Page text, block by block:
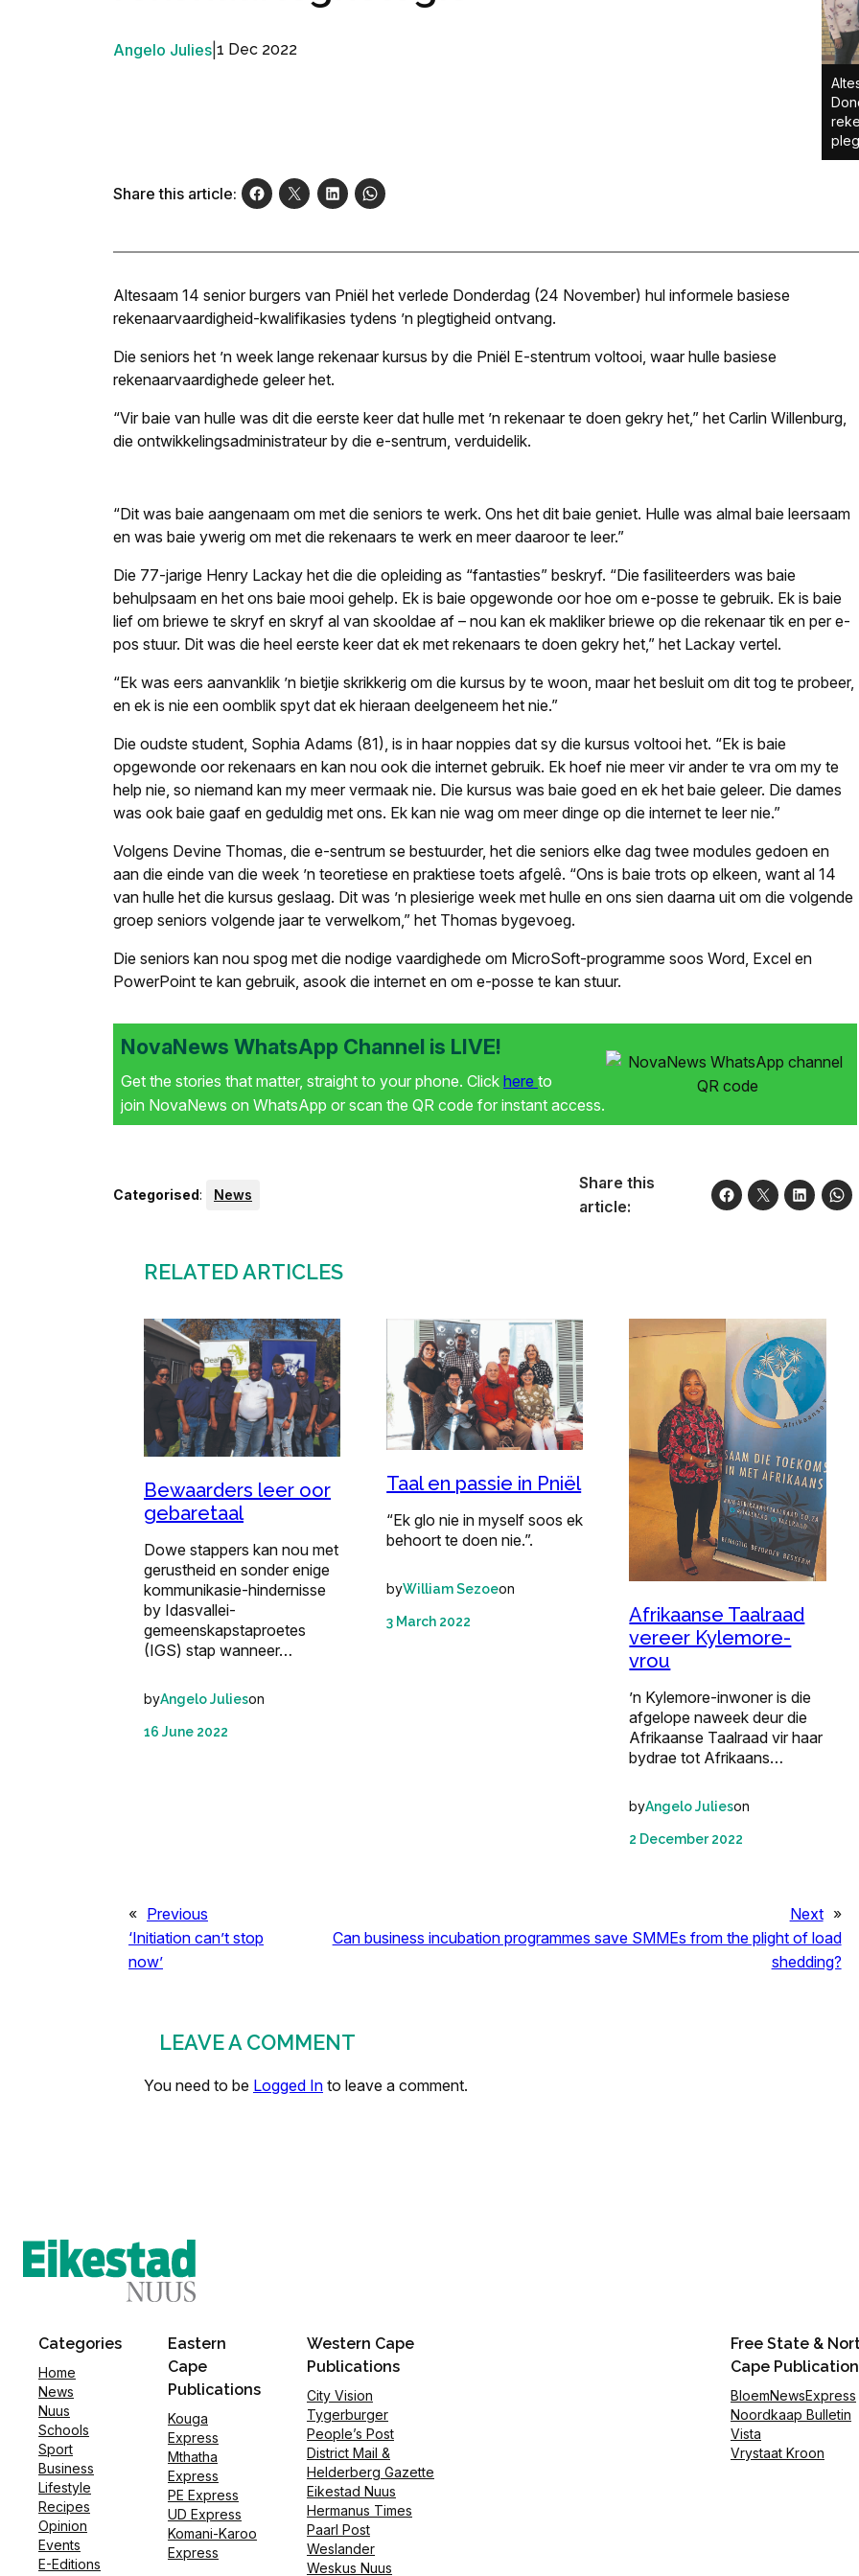
Angelo Julies 1 Dec 2022
Share this article:
Altesaam 14 senior burgers van Pniël het verlede Donderdag (24 November) hul informele basiese
rekenaarvaardigheid-kwalifikasies tydens ’n plegtigheid ontvang.
Die seniors het ’n week lange rekenaar kursus by die Pniël E-stentrum voltooi, waar hulle basiese
rekenaarvaardighede geleer het.
“Vir baie van hulle was dit die eerste keer dat hulle met ’n rekenaar te doen gekry het,” het Carlin Willenburg,
die ontwikkelings­administrateur by die e-sentrum, verduidelik.
“Dit was baie aangenaam om met die seniors te werk. Ons het dit baie geniet. Hulle was almal baie leersaam
en was baie ywerig om met die rekenaars te werk en meer daaroor te leer.”
Die 77-jarige Henry Lackay het die die opleiding as “fantasties” beskryf. “Die fasiliteerders was baie
behulpsaam en het ons baie mooi gehelp. Ek is baie opgewonde oor hoe om e-posse te gebruik. Ek is baie
lief om briewe te skryf en skryf al van skooldae af – nou kan ek makliker briewe op die rekenaar tik en per e-
pos stuur. Dit was die heel eerste keer dat ek met rekenaars te doen gekry het,” het Lackay vertel.
“Ek was eers aanvanklik ’n bietjie skrikkerig om die kursus by te woon, maar het besluit om dit tog te probeer,
en ek is nie een oomblik spyt dat ek hieraan deelgeneem het nie.”
Die oudste student, Sophia Adams (81), is in haar noppies dat sy die kursus voltooi het. “Ek is baie
opgewonde oor rekenaars en kan nou ook die internet gebruik. Ek hoef nie meer vir ander te vra om my te
help nie, so niemand kan my meer vermaak nie. Die kursus was baie goed en ek het baie geleer. Die dames
was ook baie gaaf en geduldig met ons. Ek kan nie wag om meer dinge op die internet te leer nie.”
Volgens Devine Thomas, die e-sentrum se bestuurder, het die seniors elke dag twee modules gedoen en
aan die einde van die week ’n teoretiese en praktiese toets afgelê. “Ons is baie trots op elkeen, want al 14
van hulle het die kursus geslaag. Dit was ’n plesierige week met hulle en ons sien daarna uit om die volgende
groep seniors volgende jaar te verwelkom,” het Thomas bygevoeg.
Die seniors kan nou spog met die nodige vaardighede om MicroSoft-programme soos Word, Excel en
PowerPoint te kan gebruik, asook die internet en om e-posse te kan stuur.
NovaNews WhatsApp Channel is LIVE!
Get the stories that matter, straight to your phone. Click here to
join NovaNews on WhatsApp or scan the QR code for instant access.
Categorised: News
Share this
article:
RELATED ARTICLES
Bewaarders leer oor
gebaretaal
Dowe stappers kan nou met
gerustheid en sonder enige
kommunikasie-hindernisse
by Idasvallei-
gemeenskapstaproetes
(IGS) stap wanneer…
byAngelo Julieson
16 June 2022
Taal en passie in Pniël
“Ek glo nie in myself soos ek
behoort te doen nie.”.
byWilliam Sezoeon
3 March 2022
Afrikaanse Taalraad
vereer Kylemore-
vrou
’n Kylemore-inwoner is die
afgelope naweek deur die
Afrikaanse Taalraad vir haar
bydrae tot Afrikaans…
byAngelo Julieson
2 December 2022
« Previous
‘Initiation can’t stop
now’
Next »
Can business incubation programmes save SMMEs from the plight of load
shedding?
LEAVE A COMMENT
You need to be Logged In to leave a comment.
Categories
Home
News
Nuus
Schools
Sport
Business
Lifestyle
Recipes
Opinion
Events
E-Editions
Eastern
Cape
Publications
Kouga
Express
Mthatha
Express
PE Express
UD Express
Komani-Karoo
Express
Western Cape
Publications
City Vision
Tygerburger
People’s Post
District Mail &
Helderberg Gazette
Eikestad Nuus
Hermanus Times
Paarl Post
Weslander
Weskus Nuus
Free State &
Cape
BloemNewsExpress
Noordkaap Bulletin
Vista
Vrystaat Kroon